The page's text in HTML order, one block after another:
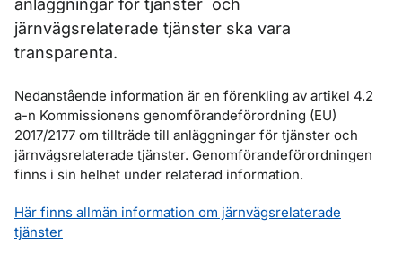
anläggningar för tjänster och
järnvägsrelaterade tjänster ska vara
transparenta.
Nedanstående information är en förenkling av artikel 4.2
a-n Kommissionens genomförandeförordning (EU)
2017/2177 om tillträde till anläggningar för tjänster och
järnvägsrelaterade tjänster. Genomförandeförordningen
finns i sin helhet under relaterad information.
Här finns allmän information om järnvägsrelaterade
tjänster